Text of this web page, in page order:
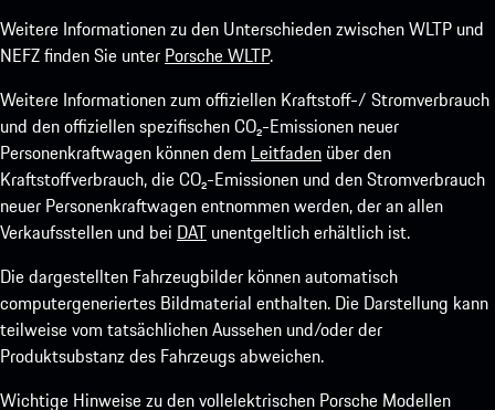
Weitere Informationen zu den Unterschieden zwischen WLTP und
NEFZ finden Sie unter Porsche WLTP.
Weitere Informationen zum offiziellen Kraftstoff-/ Stromverbrauch
und den offiziellen spezifischen CO₂-Emissionen neuer
Personenkraftwagen können dem Leitfaden über den
Kraftstoffverbrauch, die CO₂-Emissionen und den Stromverbrauch
neuer Personenkraftwagen entnommen werden, der an allen
Verkaufsstellen und bei DAT unentgeltlich erhältlich ist.
Die dargestellten Fahrzeugbilder können automatisch
computergeneriertes Bildmaterial enthalten. Die Darstellung kann
teilweise vom tatsächlichen Aussehen und/oder der
Produktsubstanz des Fahrzeugs abweichen.
Wichtige Hinweise zu den vollelektrischen Porsche Modellen